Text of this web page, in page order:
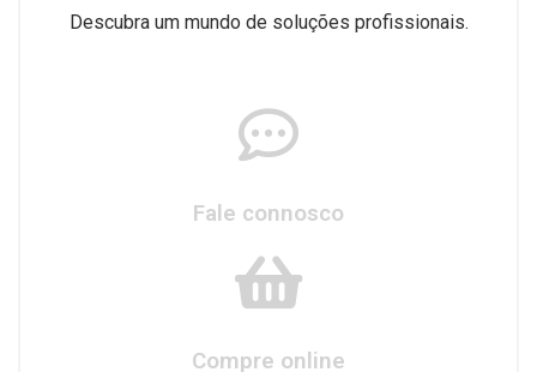
Descubra um mundo de soluções profissionais.
Fale connosco
Compre online